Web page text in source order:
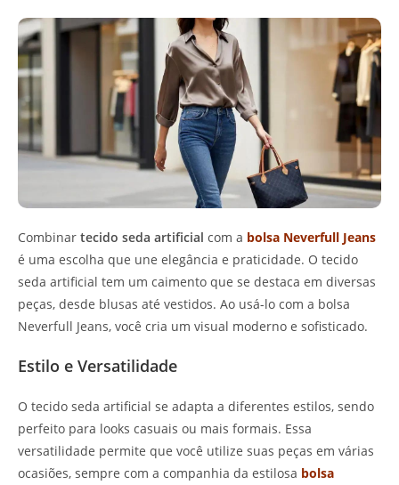
Combinar tecido seda artificial com a bolsa Neverfull Jeans
é uma escolha que une elegância e praticidade. O tecido
seda artificial tem um caimento que se destaca em diversas
peças, desde blusas até vestidos. Ao usá-lo com a bolsa
Neverfull Jeans, você cria um visual moderno e sofisticado.
Estilo e Versatilidade
O tecido seda artificial se adapta a diferentes estilos, sendo
perfeito para looks casuais ou mais formais. Essa
versatilidade permite que você utilize suas peças em várias
ocasiões, sempre com a companhia da estilosa bolsa